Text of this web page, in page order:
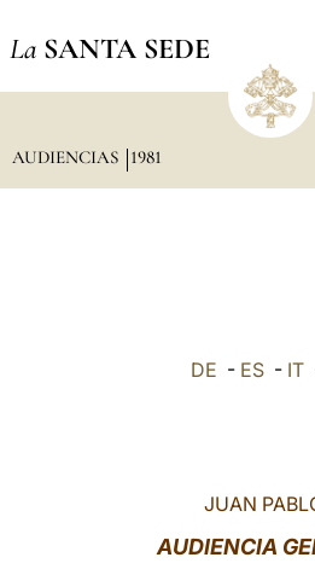
La SANTA SEDE
AUDIENCIAS 1981
DE - ES- IT
JUAN
AUDIENCIA